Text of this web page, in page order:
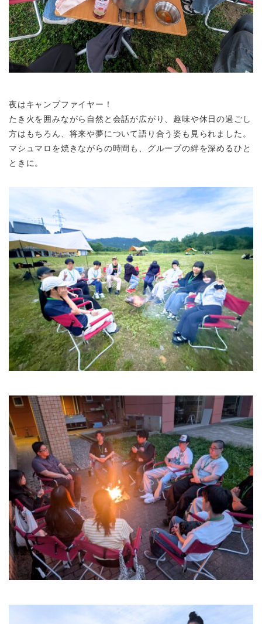
夜はキャンプファイヤー！
たき火を囲みながら自然と会話が広がり、趣味や休日の過ごし
方はもちろん、将来や夢について語り合う姿も見られました。
マシュマロを焼きながらの時間も、グループの絆を深めるひと
ときに。